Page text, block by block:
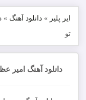
ایر پلیر » دانلود آهنگ »
تو
دانلود آهنگ امیر